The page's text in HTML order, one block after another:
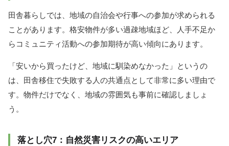
田舎暮らしでは、地域の自治会や行事への参加が求められる
ことがあります。格安物件が多い過疎地域ほど、人手不足か
らコミュニティ活動への参加期待が高い傾向にあります。
「安いから買ったけど、地域に馴染めなかった」というの
は、田舎移住で失敗する人の共通点として非常に多い理由で
す。物件だけでなく、地域の雰囲気も事前に確認しましょ
う。
落とし穴7：自然災害リスクの高いエリア